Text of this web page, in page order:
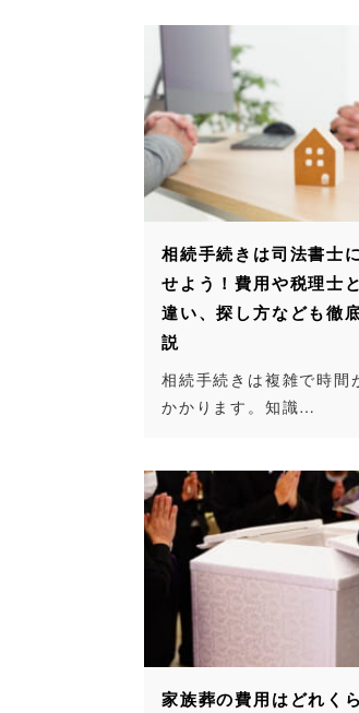
相続手続きは司法書士
せよう！費用や税理士
違い、探し方なども徹
説
相続手続きは複雑で時間
かかります。知識…
家族葬の費用はどれくら